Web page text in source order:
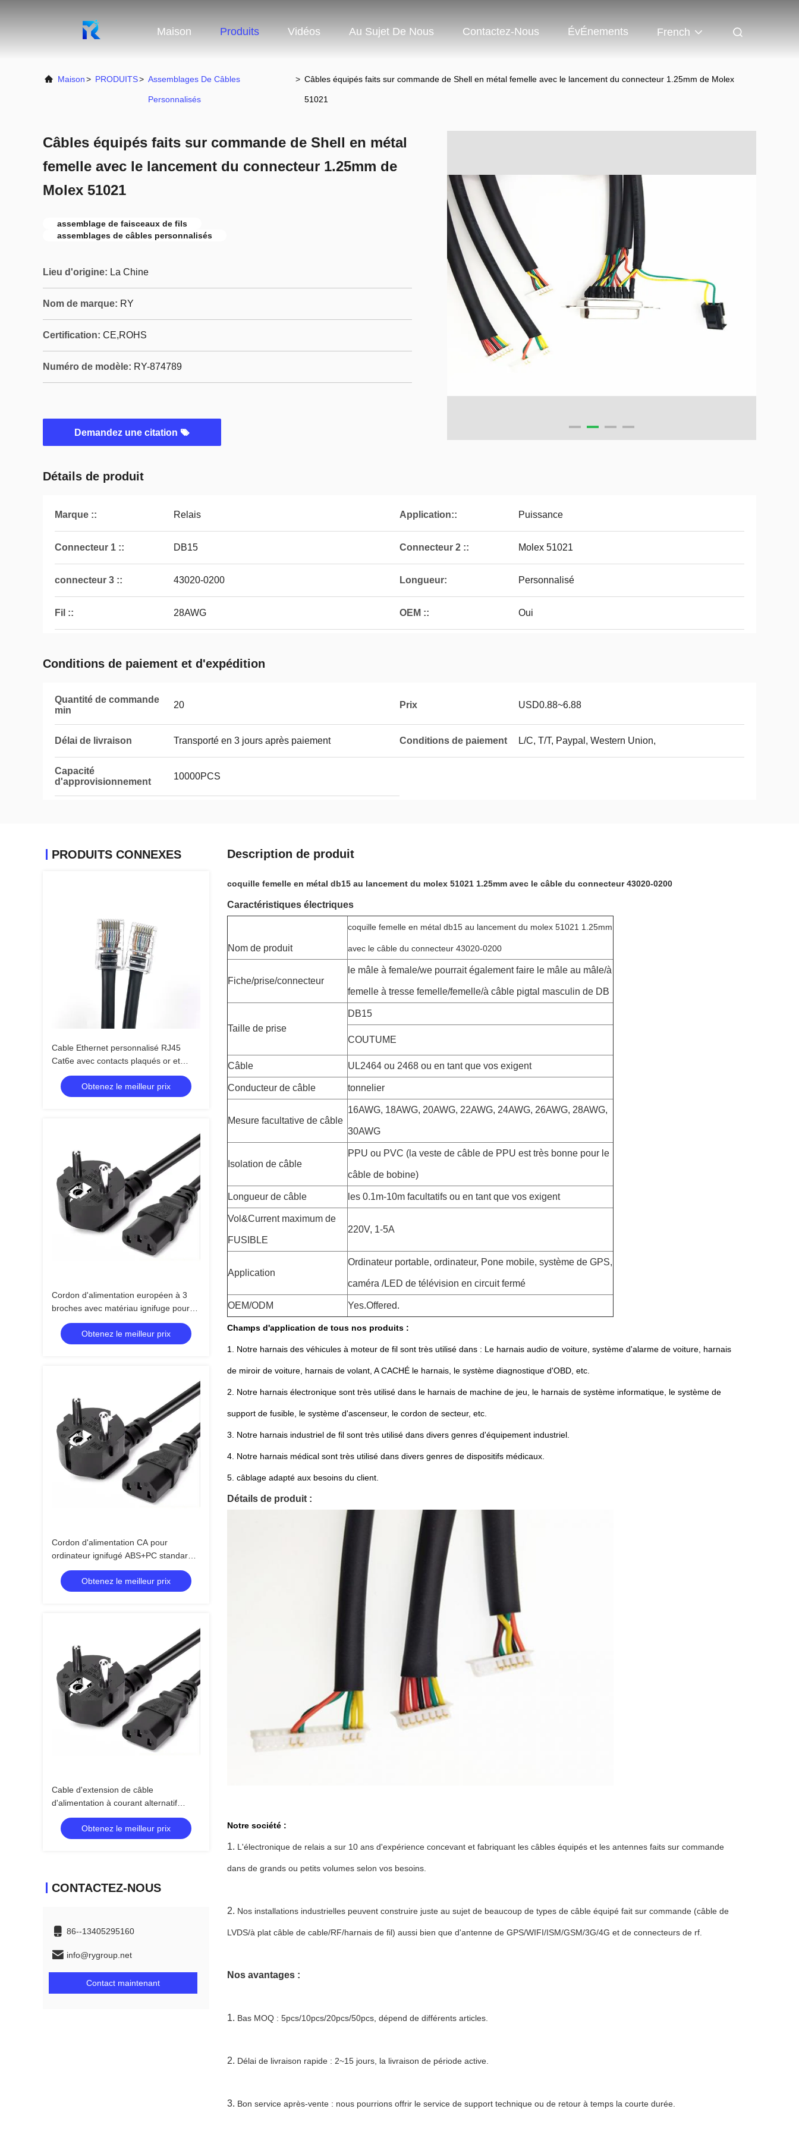
Maison Produits Vidéos Au Sujet De Nous Contactez-Nous ÉvÉnements French
Maison> PRODUITS> Assemblages De Câbles
Personnalisés
> Câbles équipés faits sur commande de Shell en métal femelle avec le lancement du connecteur 1.25mm de Molex
51021
Câbles équipés faits sur commande de Shell en métal
femelle avec le lancement du connecteur 1.25mm de
Molex 51021
assemblage de faisceaux de fils
assemblages de câbles personnalisés
Lieu d'origine: La Chine
Nom de marque: RY
Certification: CE,ROHS
Numéro de modèle: RY-874789
Demandez une citation
Détails de produit
Marque :: Relais Application:: Puissance
Connecteur 1 :: DB15 Connecteur 2 :: Molex 51021
connecteur 3 :: 43020-0200 Longueur: Personnalisé
Fil :: 28AWG OEM :: Oui
Conditions de paiement et d'expédition
Quantité de commande
min
20 Prix USD0.88~6.88
Délai de livraison Transporté en 3 jours après paiement Conditions de paiement L/C, T/T, Paypal, Western Union,
Capacité
d'approvisionnement
10000PCS
PRODUITS CONNEXES
Cable Ethernet personnalisé RJ45
Cat6e avec contacts plaqués or et
conducteurs en cuivre nu
Obtenez le meilleur prix
Cordon d'alimentation européen à 3
broches avec matériau ignifuge pour
adaptateurs secteur d'ordinateurs
portables et de PC
Obtenez le meilleur prix
Cordon d'alimentation CA pour
ordinateur ignifugé ABS+PC standard
avec prise européenne à 3 broches
pour appareils électroménagers
Obtenez le meilleur prix
Cable d'extension de câble
d'alimentation à courant alternatif
rétractable à 3 broches avec matériau
ignifuge pour ordinateurs et appareils
ménagers
Obtenez le meilleur prix
CONTACTEZ-NOUS
86--13405295160
info@rygroup.net
Contact maintenant
Description de produit
coquille femelle en métal db15 au lancement du molex 51021 1.25mm avec le câble du connecteur 43020-0200
Caractéristiques électriques
Nom de produit
coquille femelle en métal db15 au lancement du molex 51021 1.25mm
avec le câble du connecteur 43020-0200
Fiche/prise/connecteur
le mâle à female/we pourrait également faire le mâle au mâle/à
femelle à tresse femelle/femelle/à câble pigtal masculin de DB
Taille de prise
DB15
COUTUME
Câble UL2464 ou 2468 ou en tant que vos exigent
Conducteur de câble tonnelier
Mesure facultative de câble
16AWG, 18AWG, 20AWG, 22AWG, 24AWG, 26AWG, 28AWG,
30AWG
Isolation de câble
PPU ou PVC (la veste de câble de PPU est très bonne pour le
câble de bobine)
Longueur de câble les 0.1m-10m facultatifs ou en tant que vos exigent
Vol&Current maximum de
FUSIBLE
220V, 1-5A
Application
Ordinateur portable, ordinateur, Pone mobile, système de GPS,
caméra /LED de télévision en circuit fermé
OEM/ODM Yes.Offered.
Champs d'application de tous nos produits :
1. Notre harnais des véhicules à moteur de fil sont très utilisé dans : Le harnais audio de voiture, système d'alarme de voiture, harnais
de miroir de voiture, harnais de volant, A CACHÉ le harnais, le système diagnostique d'OBD, etc.
2. Notre harnais électronique sont très utilisé dans le harnais de machine de jeu, le harnais de système informatique, le système de
support de fusible, le système d'ascenseur, le cordon de secteur, etc.
3. Notre harnais industriel de fil sont très utilisé dans divers genres d'équipement industriel.
4. Notre harnais médical sont très utilisé dans divers genres de dispositifs médicaux.
5. câblage adapté aux besoins du client.
Détails de produit :
Notre société :
1. L'électronique de relais a sur 10 ans d'expérience concevant et fabriquant les câbles équipés et les antennes faits sur commande
dans de grands ou petits volumes selon vos besoins.
2. Nos installations industrielles peuvent construire juste au sujet de beaucoup de types de câble équipé fait sur commande (câble de
LVDS/à plat câble de cable/RF/harnais de fil) aussi bien que d'antenne de GPS/WIFI/ISM/GSM/3G/4G et de connecteurs de rf.
Nos avantages :
1. Bas MOQ : 5pcs/10pcs/20pcs/50pcs, dépend de différents articles.
2. Délai de livraison rapide : 2~15 jours, la livraison de période active.
3. Bon service après-vente : nous pourrions offrir le service de support technique ou de retour à temps la courte durée.